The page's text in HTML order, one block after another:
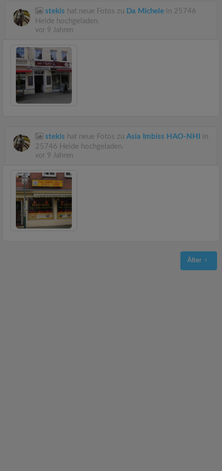
stekis hat neue Fotos zu Da Michele in 25746
Heide hochgeladen.
vor 9 Jahren
stekis hat neue Fotos zu Asia Imbiss HAO-NHI
in
25746 Heide hochgeladen.
vor 9 Jahren
Älter